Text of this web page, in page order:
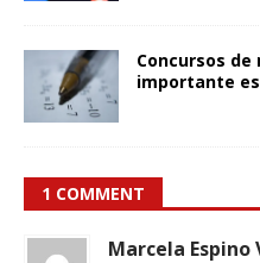
Concursos
importante
1 COMMENT
Marcela Espino